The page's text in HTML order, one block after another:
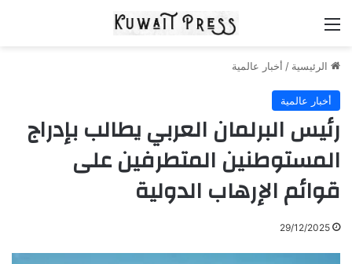
الرئيسية / أخبار عالمية
أخبار عالمية
رئيس البرلمان العربي يطالب بإدراج
المستوطنين المتطرفين على
قوائم الإرهاب الدولية
29/12/2025